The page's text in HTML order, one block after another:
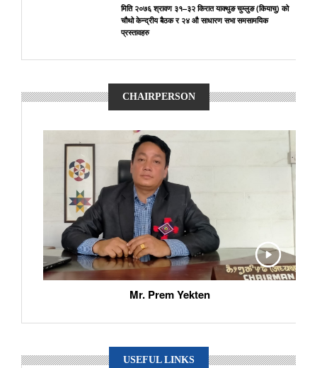
मिति २०७६ श्रावण ३१–३२ किरात याक्थुङ चुम्लुङ (कियाचु) को
चौथो केन्द्रीय बैठक र २४ औ साधारण सभा समसामयिक
प्रस्तावहरु
CHAIRPERSON
Mr. Prem Yekten
USEFUL LINKS